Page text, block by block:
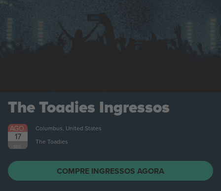
The Toadies Ingressos
AGO.
17
SEG.
Columbus, United States
The Toadies
COMPRE INGRESSOS AGORA